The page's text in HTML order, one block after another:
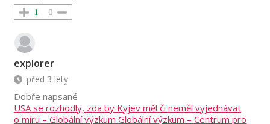
1 0
explorer
před 3 lety
Dobře napsané
USA se rozhodly, zda by Kyjev měl či neměl vyjednávat
o míru – Globální výzkum Globální výzkum – Centrum pro